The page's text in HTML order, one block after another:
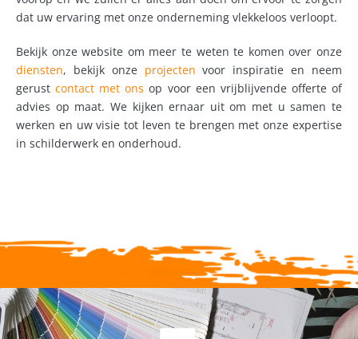
dat uw ervaring met onze onderneming vlekkeloos verloopt.
Bekijk onze website om meer te weten te komen over onze
diensten, bekijk onze projecten voor inspiratie en neem
gerustcontact met ons op voor een vrijblijvende offerte of
advies op maat. We kijken ernaar uit om met u samen te
werken en uw visie tot leven te brengen met onze expertise
in schilderwerk en onderhoud.